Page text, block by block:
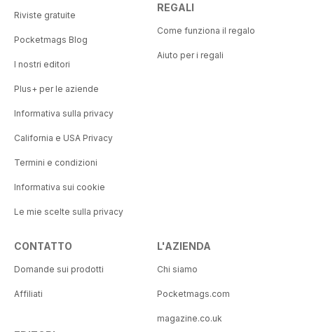
Riviste gratuite
Pocketmags Blog
I nostri editori
Plus+ per le aziende
Informativa sulla privacy
California e USA Privacy
Termini e condizioni
Informativa sui cookie
Le mie scelte sulla privacy
REGALI
Come funziona il regalo
Aiuto per i regali
CONTATTO
Domande sui prodotti
Affiliati
L'AZIENDA
Chi siamo
Pocketmags.com
magazine.co.uk